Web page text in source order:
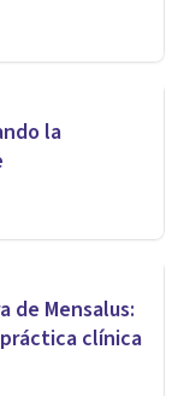
la
de Mensalus:
clínica